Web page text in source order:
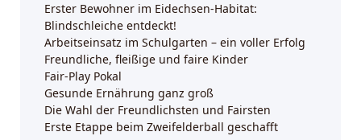
Erster Bewohner im Eidechsen-Habitat:
Blindschleiche entdeckt!
Arbeitseinsatz im Schulgarten – ein voller Erfolg
Freundliche, fleißige und faire Kinder
Fair-Play Pokal
Gesunde Ernährung ganz groß
Die Wahl der Freundlichsten und Fairsten
Erste Etappe beim Zweifelderball geschafft